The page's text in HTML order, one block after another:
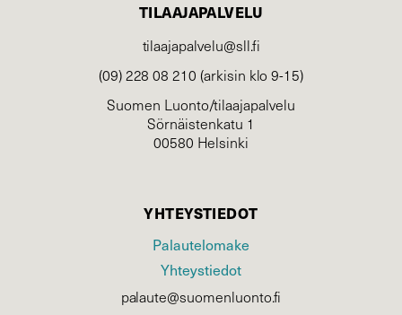
TILAAJAPALVELU
tilaajapalvelu@sll.fi
(09) 228 08 210 (arkisin klo 9-15)
Suomen Luonto/tilaajapalvelu
Sörnäistenkatu 1
00580 Helsinki
YHTEYSTIEDOT
Palautelomake
Yhteystiedot
palaute@suomenluonto.fi